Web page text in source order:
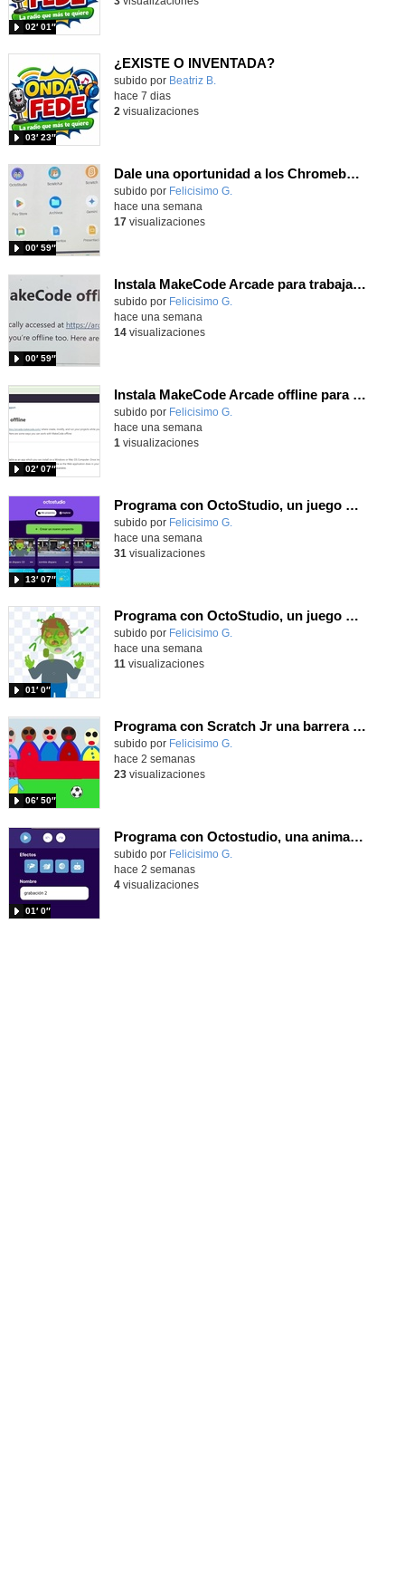
02′ 01″
¿EXISTE O INVENTADA?
Contenido educativo.
subido por Beatriz B.
03′ 23″
hace 7 dias
2 visualizaciones
Dale una oportunidad a los Chromebooks y utiliza un proyector para realizar talleres si no tienes pantallas táctiles
Contenido educativo.
subido por Felicisimo G.
00′ 59″
hace una semana
17visualizaciones
Instala MakeCode Arcade para trabajar offline en tu tablet, ordenador, Chromebook
Contenido educativo.
subido por Felicisimo G.
00′ 59″
hace una semana
14visualizaciones
Instala MakeCode Arcade offline para programar grandes juegos sin necesidad de Internet
Contenido educativo.
subido por Felicisimo G.
02′ 07″
hace una semana
1 visualizaciones
Programa con OctoStudio, un juego de disparos contra Zombies con un cargador basado en el House of the dead
Contenido educativo.
subido por Felicisimo G.
13′ 07″
hace una semana
31 visualizaciones
Programa con OctoStudio, un juego homenajeando al House of the dead con Zombies
Contenido educativo.
subido por Felicisimo G.
01′ 0″
hace una semana
11 visualizaciones
Programa con Scratch Jr una barrera que se desplaza para dar sensación de movimiento
Contenido educativo.
subido por Felicisimo G.
06′ 50″
hace 2 semanas
23visualizaciones
Programa con Octostudio, una animación utilizando la cámara para una foto y audio y texto para comunicar.
Contenido educativo.
subido por Felicisimo G.
01′ 0″
hace 2 semanas
4visualizaciones